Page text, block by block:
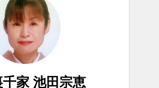
家 池田宗恵